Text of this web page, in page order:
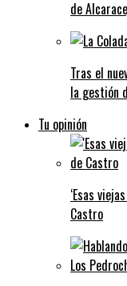
de
Tras el
la gestión
Tu opinión
‘Esas
Castro